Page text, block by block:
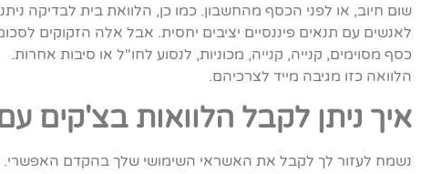
שום חיוב, או לפני הכסף מהחשבון. כמו כן, הלוואת בית לבדיקה
לאנשים עם תנאים פיננסיים יציבים יחסית. אבל אלה הזקוקים
כסף מסוימים, קנייה, קנייה, מכוניות, לנסוע לחו"ל או סיבות אחרות.
הלוואה כזו מגיבה מייד לצרכיהם.
איך ניתן לקבל הלוואות בצ'קים
נשמח לעזור לך לקבל את האשראי השימושי שלך בהקדם האפשרי.